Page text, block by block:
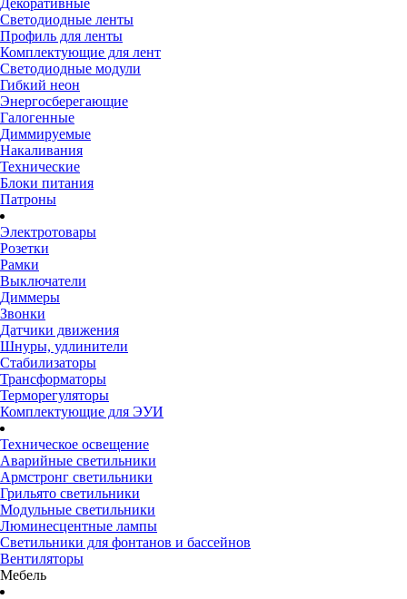
Декоративные
Светодиодные ленты
Профиль для ленты
Комплектующие для лент
Светодиодные модули
Гибкий неон
Энергосберегающие
Галогенные
Диммируемые
Накаливания
Технические
Блоки питания
Патроны
Электротовары
Розетки
Рамки
Выключатели
Диммеры
Звонки
Датчики движения
Шнуры, удлинители
Стабилизаторы
Трансформаторы
Терморегуляторы
Комплектующие для ЭУИ
Техническое освещение
Аварийные светильники
Армстронг светильники
Грильято светильники
Модульные светильники
Люминесцентные лампы
Светильники для фонтанов и бассейнов
Вентиляторы
Мебель